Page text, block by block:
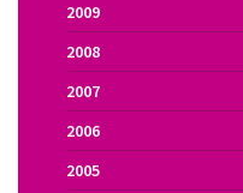
2009
2008
2007
2006
2005